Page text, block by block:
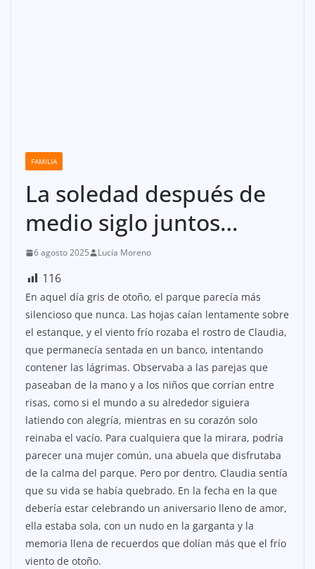
FAMILIA
La soledad después de
medio siglo juntos…
6 agosto 2025 Lucía Moreno
116
En aquel día gris de otoño, el parque parecía más
silencioso que nunca. Las hojas caían lentamente sobre
el estanque, y el viento frío rozaba el rostro de Claudia,
que permanecía sentada en un banco, intentando
contener las lágrimas. Observaba a las parejas que
paseaban de la mano y a los niños que corrían entre
risas, como si el mundo a su alrededor siguiera
latiendo con alegría, mientras en su corazón solo
reinaba el vacío. Para cualquiera que la mirara, podría
parecer una mujer común, una abuela que disfrutaba
de la calma del parque. Pero por dentro, Claudia sentía
que su vida se había quebrado. En la fecha en la que
debería estar celebrando un aniversario lleno de amor,
ella estaba sola, con un nudo en la garganta y la
memoria llena de recuerdos que dolían más que el frío
viento de otoño.